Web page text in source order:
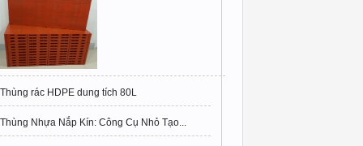
Thùng rác HDPE dung tích 80L
Thùng Nhựa Nắp Kín: Công Cụ Nhỏ Tạo...